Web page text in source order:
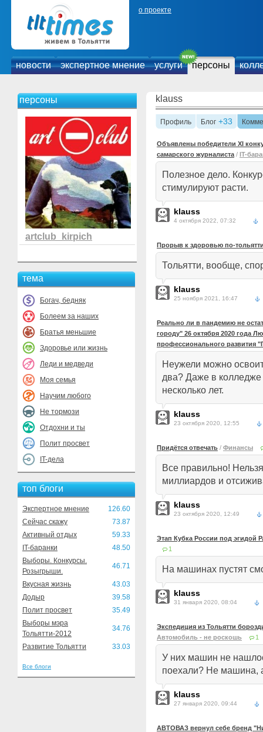
о проекте
новости экспертное мнение услуги персоны
персоны
artclub_kirpich
тема
Богач, бедняк
Болеем за наших
Братья меньшие
Здоровье или жизнь
Леди и медведи
Моя семья
Научим любого
Не тормози
Отдохни и ты
Полит просвет
IT-дела
топ блоги
Экспертное мнение
126.60
Сейчас скажу
73.87
Активный отдых
59.33
IT-баранки
48.50
Выборы. Конкурсы.
Розыгрыши.
46.71
Вкусная жизнь
43.03
Додыр
39.58
Полит просвет
35.49
Выборы мэра
Тольятти-2012
34.76
Развитие Тольятти 33.03
Все блоги
klauss
Профиль Блог +33
Объявлены победители XI
самарского журналиста / IT-
Полезное дело.
стимулируют расти.
klauss
4 октября 2022, 07:32
Прорыв к здоровью по-
Тольятти, вообще,
klauss
25 ноября 2021, 16:47
Реально ли в пандемию не
городу" 26 октября 2020 года
профессионального развития
Неужели можно
два? Даже в колледже
несколько лет.
klauss
23 октября 2020, 12:55
Придётся отвечать / Финансы
Все правильно!
миллиардов и
klauss
23 октября 2020, 12:49
Этап Кубка России под эгидой
1
На машинах пустят
klauss
31 января 2020, 08:04
Экспедиция из Тольятти
Автомобиль - не роскошь
1
У них машин не
поехали? Не машина,
klauss
27 января 2020, 09:44
АВТОВАЗ вернул себе бренд